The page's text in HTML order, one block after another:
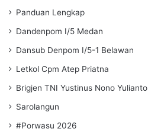
Panduan Lengkap
Dandenpom I/5 Medan
Dansub Denpom I/5-1 Belawan
Letkol Cpm Atep Priatna
Brigjen TNI Yustinus Nono Yulianto
Sarolangun
#Porwasu 2026